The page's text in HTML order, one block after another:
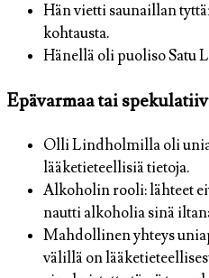
Hän vietti saunaillan
kohtausta.
Hänellä oli puoliso Satu
Epävarmaa tai
Olli Lindholmilla oli
lääketieteellisiä tietoja.
Alkoholin rooli: lähteet
nautti alkoholia sinä
Mahdollinen yhteys
välillä on